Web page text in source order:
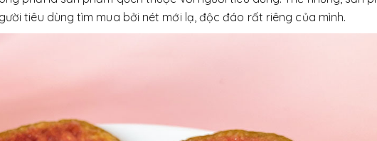
tiêu dùng tìm mua bởi nét mới lạ, độc đáo rất riêng của mình.